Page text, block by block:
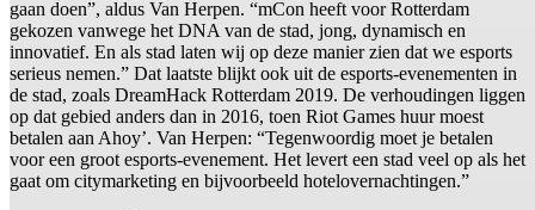
gaan doen”, aldus Van Herpen. “mCon heeft voor Rotterdam
gekozen vanwege het DNA van de stad, jong, dynamisch en
innovatief. En als stad laten wij op deze manier zien dat we esports
serieus nemen.” Dat laatste blijkt ook uit de esports-evenementen in
de stad, zoals DreamHack Rotterdam 2019. De verhoudingen liggen
op dat gebied anders dan in 2016, toen Riot Games huur moest
betalen aan Ahoy’. Van Herpen: “Tegenwoordig moet je betalen
voor een groot esports-evenement. Het levert een stad veel op als het
gaat om citymarketing en bijvoorbeeld hotelovernachtingen.”